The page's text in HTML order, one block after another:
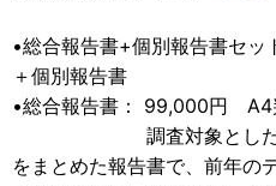
•総合報告書+個別報告書セ
＋個別報告書
•総合報告書： 99,000円
調査対象とした企業
をまとめた報告書で、前年の